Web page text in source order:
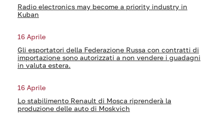
Radio electronics may become a priority industry in
Kuban
16 Aprile
Gli esportatori della Federazione Russa con contratti di
importazione sono autorizzati a non vendere i guadagni
in valuta estera.
16 Aprile
Lo stabilimento Renault di Mosca riprenderà la
produzione delle auto di Moskvich